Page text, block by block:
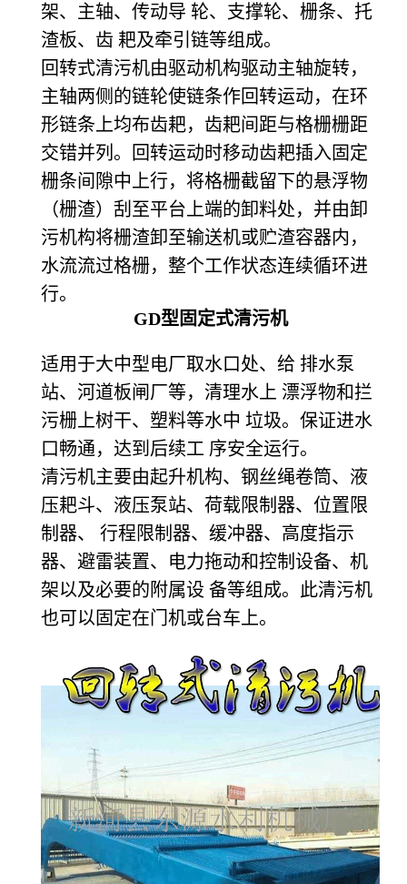
架、主轴、传动导 轮、支撑轮、栅条、托
渣板、齿 耙及牵引链等组成。
回转式清污机由驱动机构驱动主轴旋转，
主轴两侧的链轮使链条作回转运动，在环
形链条上均布齿耙，齿耙间距与格栅栅距
交错并列。回转运动时移动齿耙插入固定
栅条间隙中上行，将格栅截留下的悬浮物
（栅渣）刮至平台上端的卸料处，并由卸
污机构将栅渣卸至输送机或贮渣容器内，
水流流过格栅，整个工作状态连续循环进
行。
GD型固定式清污机
适用于大中型电厂取水口处、给 排水泵
站、河道板闸厂等，清理水上 漂浮物和拦
污栅上树干、塑料等水中 垃圾。保证进水
口畅通，达到后续工 序安全运行。
清污机主要由起升机构、钢丝绳卷筒、液
压耙斗、液压泵站、荷载限制器、位置限
制器、 行程限制器、缓冲器、高度指示
器、避雷装置、电力拖动和控制设备、机
架以及必要的附属设 备等组成。此清污机
也可以固定在门机或台车上。